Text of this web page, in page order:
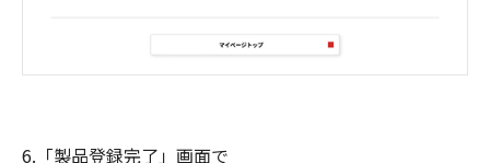
6.「製品登録完了」画面で